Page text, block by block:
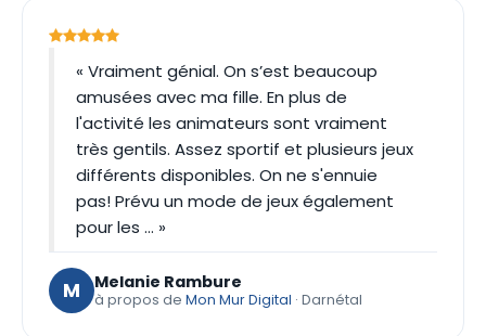
« Vraiment génial. On s’est beaucoup
amusées avec ma fille. En plus de
l'activité les animateurs sont vraiment
très gentils. Assez sportif et plusieurs jeux
différents disponibles. On ne s'ennuie
pas! Prévu un mode de jeux également
pour les … »
M Melanie Rambure
à propos de Mon Mur Digital · Darnétal